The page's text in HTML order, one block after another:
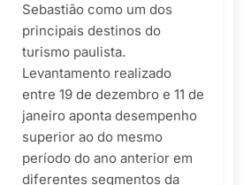
Sebastião como um dos
principais destinos do
turismo paulista.
Levantamento realizado
entre 19 de dezembro e 11 de
janeiro aponta desempenho
superior ao do mesmo
período do ano anterior em
diferentes segmentos da